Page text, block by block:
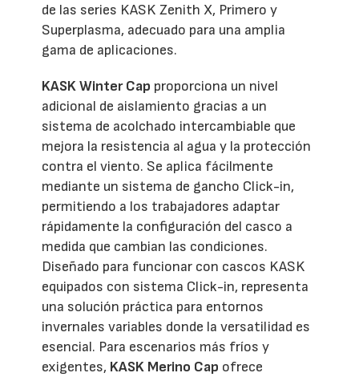
de las series KASK Zenith X, Primero y
Superplasma, adecuado para una amplia
gama de aplicaciones.
KASK Winter Cap proporciona un nivel
adicional de aislamiento gracias a un
sistema de acolchado intercambiable que
mejora la resistencia al agua y la protección
contra el viento. Se aplica fácilmente
mediante un sistema de gancho Click-in,
permitiendo a los trabajadores adaptar
rápidamente la configuración del casco a
medida que cambian las condiciones.
Diseñado para funcionar con cascos KASK
equipados con sistema Click-in, representa
una solución práctica para entornos
invernales variables donde la versatilidad es
esencial. Para escenarios más fríos y
exigentes, KASK Merino Cap ofrece